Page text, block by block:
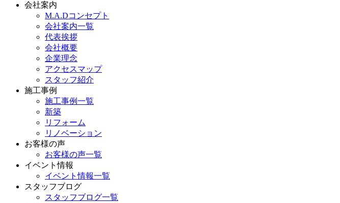
会社案内
M.A.Dコンセプト
会社案内一覧
代表挨拶
会社概要
企業理念
アクセスマップ
スタッフ紹介
施工事例
施工事例一覧
新築
リフォーム
リノベーション
お客様の声
お客様の声一覧
イベント情報
イベント情報一覧
スタッフブログ
スタッフブログ一覧